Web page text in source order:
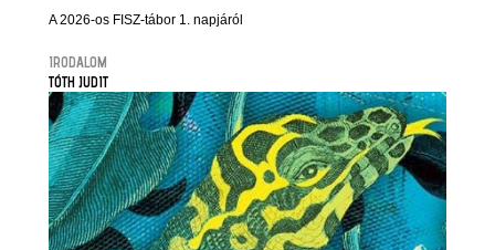
A 2026-os FISZ-tábor 1. napjáról
IRODALOM
TÓTH JUDIT